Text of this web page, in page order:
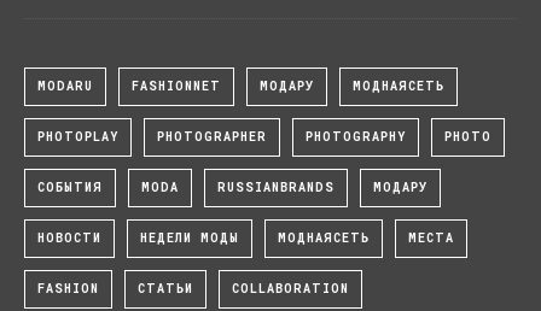
MODARU FASHIONNET МОДАРУ МОДНАЯСЕТЬ
PHOTOPLAY PHOTOGRAPHER PHOTOGRAPHY PHOTO
СОБЫТИЯ MODA RUSSIANBRANDS МОДАРУ
НОВОСТИ НЕДЕЛИ МОДЫ МОДНАЯСЕТЬ МЕСТА
FASHION СТАТЬИ COLLABORATION